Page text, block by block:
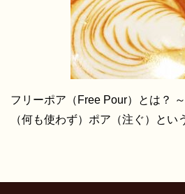
フリーポア（Free Pour）とは？
（何も使わず）ポア（注ぐ）とい